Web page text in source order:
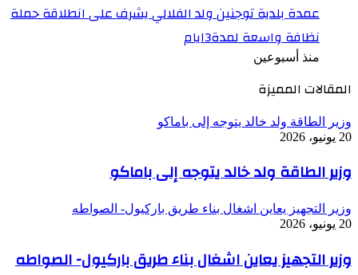
عمدة بلدية توجنين ولد الفلالي يشرف على انطلاقة حملة
نظافة واسعة لمدة3ايام
منذ أسبوعين
المقالات المميزة
وزير الطاقة ولد خالد يتوجه إلى باماكو
20 يونيو، 2026
وزير الطاقة ولد خالد يتوجه إلى باماكو
وزير التجهيز يعاين اشغال بناء طريق باركيول- الصواطه
20 يونيو، 2026
وزير التجهيز يعاين اشغال بناء طريق باركيول- الصواطه